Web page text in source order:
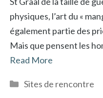
physiques, l’art du «
également partie des
Mais que pensent les
Read More
Catégories
Sites de rencontre